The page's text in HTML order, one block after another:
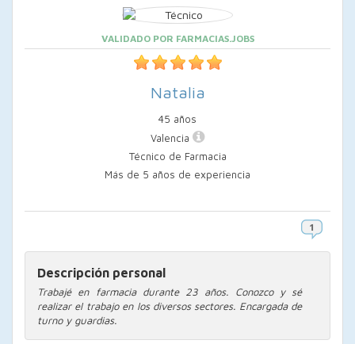
VALIDADO POR FARMACIAS.JOBS
Natalia
45 años
Valencia
Técnico de Farmacia
Más de 5 años de experiencia
Descripción personal
Trabajé en farmacia durante 23 años. Conozco y sé
realizar el trabajo en los diversos sectores. Encargada de
turno y guardias.